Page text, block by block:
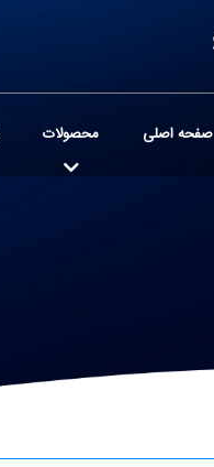
صفحه اصلی محصولات